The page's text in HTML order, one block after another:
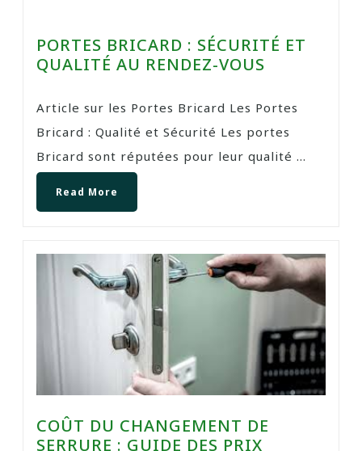
PORTES BRICARD : SÉCURITÉ ET
QUALITÉ AU RENDEZ-VOUS
Article sur les Portes Bricard Les Portes
Bricard : Qualité et Sécurité Les portes
Bricard sont réputées pour leur qualité ...
Read More
COÛT DU CHANGEMENT DE
SERRURE : GUIDE DES PRIX